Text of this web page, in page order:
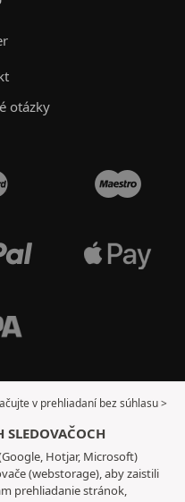
otázky
v prehliadaní bez súhlasu >
SLEDOVAČOCH
Hotjar, Microsoft)
(webstorage), aby zaistili
prehliadanie stránok,